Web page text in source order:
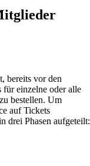
bereits vor den
einzelne oder alle
bestellen. Um
auf Tickets
drei Phasen aufgeteilt: